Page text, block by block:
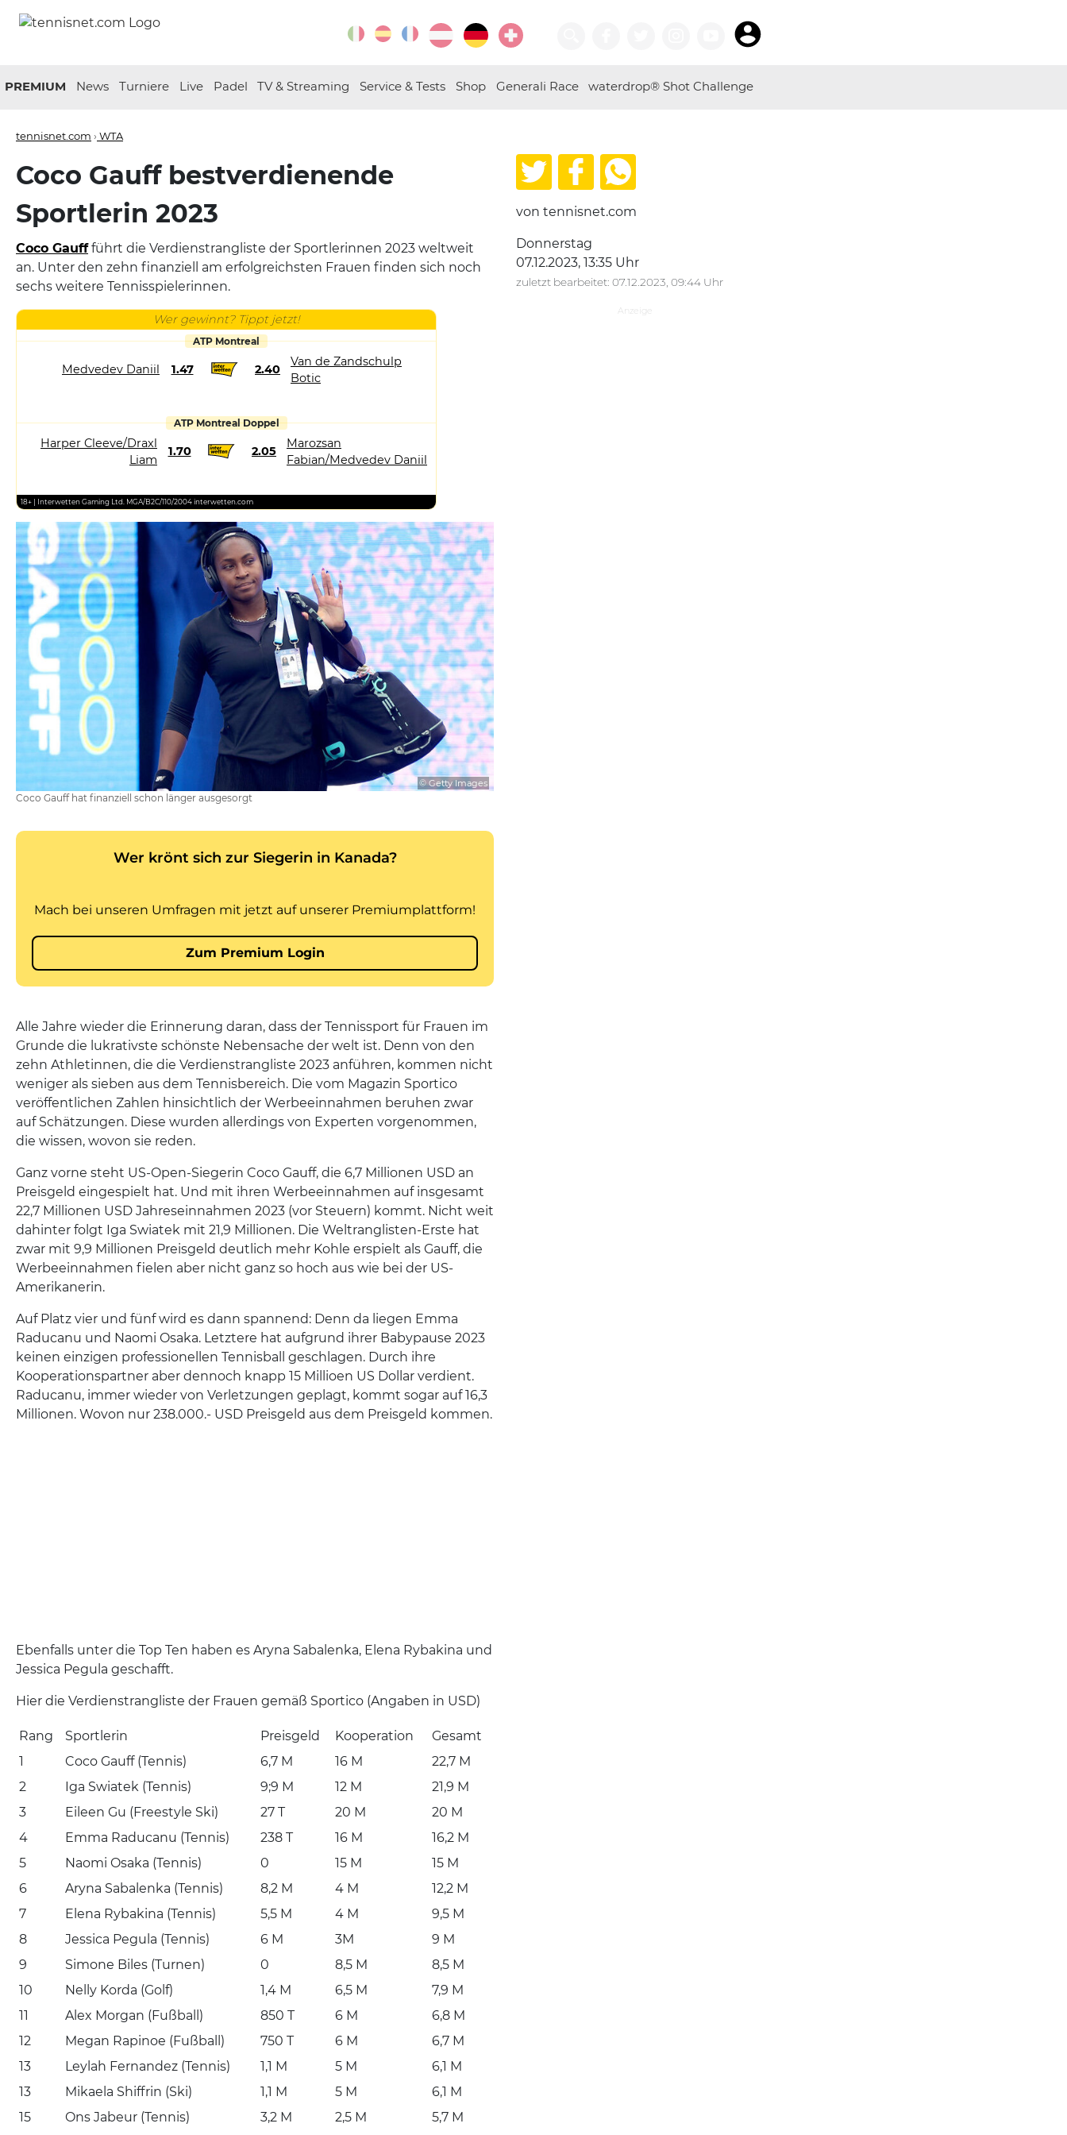
PREMIUM News Turniere Live Padel TV & Streaming Service & Tests Shop Generali Race waterdrop® Shot Challenge
tennisnet.com › WTA
Coco Gauff bestverdienende
Sportlerin 2023
Coco Gauffführt die Verdienstrangliste der Sportlerinnen 2023 weltweit
an. Unter den zehn finanziell am erfolgreichsten Frauen finden sich noch
sechs weitere Tennisspielerinnen.
Wer gewinnt? Tippt jetzt!
ATP Montreal
Medvedev Daniil 1.47 2.40
Van de Zandschulp
Botic
ATP Montreal Doppel
Harper Cleeve/Draxl
Liam
1.70 2.05
Marozsan
Fabian/Medvedev Daniil
18+ | Interwetten Gaming Ltd. MGA/B2C/110/2004 interwetten.com
© Getty Images
Coco Gauff hat finanziell schon länger ausgesorgt
Alle Jahre wieder die Erinnerung daran, dass der Tennissport für Frauen im
Grunde die lukrativste schönste Nebensache der welt ist. Denn von den
zehn Athletinnen, die die Verdienstrangliste 2023 anführen, kommen nicht
weniger als sieben aus dem Tennisbereich. Die vom Magazin Sportico
veröffentlichen Zahlen hinsichtlich der Werbeeinnahmen beruhen zwar
auf Schätzungen. Diese wurden allerdings von Experten vorgenommen,
die wissen, wovon sie reden.
Ganz vorne steht US-Open-Siegerin Coco Gauff, die 6,7 Millionen USD an
Preisgeld eingespielt hat. Und mit ihren Werbeeinnahmen auf insgesamt
22,7 Millionen USD Jahreseinnahmen 2023 (vor Steuern) kommt. Nicht weit
dahinter folgt Iga Swiatek mit 21,9 Millionen. Die Weltranglisten-Erste hat
zwar mit 9,9 Millionen Preisgeld deutlich mehr Kohle erspielt als Gauff, die
Werbeeinnahmen fielen aber nicht ganz so hoch aus wie bei der US-
Amerikanerin.
Auf Platz vier und fünf wird es dann spannend: Denn da liegen Emma
Raducanu und Naomi Osaka. Letztere hat aufgrund ihrer Babypause 2023
keinen einzigen professionellen Tennisball geschlagen. Durch ihre
Kooperationspartner aber dennoch knapp 15 Millioen US Dollar verdient.
Raducanu, immer wieder von Verletzungen geplagt, kommt sogar auf 16,3
Millionen. Wovon nur 238.000.- USD Preisgeld aus dem Preisgeld kommen.
Ebenfalls unter die Top Ten haben es Aryna Sabalenka, Elena Rybakina und
Jessica Pegula geschafft.
Hier die Verdienstrangliste der Frauen gemäß Sportico (Angaben in USD)
Rang Sportlerin Preisgeld Kooperation
Gesamt
1
Coco Gauff (Tennis) 6,7 M 16 M
22,7 M
2
Iga Swiatek (Tennis) 9;9 M 12 M
21,9 M
3
Eileen Gu (Freestyle Ski) 27 T 20 M
20 M
4
Emma Raducanu (Tennis) 238 T 16 M
16,2 M
5
Naomi Osaka (Tennis) 0 15 M
15 M
6
Aryna Sabalenka (Tennis) 8,2 M 4 M
12,2 M
7
Elena Rybakina (Tennis) 5,5 M 4 M
9,5 M
8
Jessica Pegula (Tennis) 6 M 3M
9 M
9
Simone Biles (Turnen) 0 8,5 M
8,5 M
10
Nelly Korda (Golf) 1,4 M 6,5 M
7,9 M
11
Alex Morgan (Fußball) 850 T 6 M
6,8 M
12
Megan Rapinoe (Fußball) 750 T 6 M
6,7 M
13
Leylah Fernandez (Tennis) 1,1 M 5 M
6,1 M
13
Mikaela Shiffrin (Ski) 1,1 M 5 M
6,1 M
15
Ons Jabeur (Tennis) 3,2 M 2,5 M 5,7 M
von tennisnet.com
Donnerstag
07.12.2023, 13:35 Uhr
zuletzt bearbeitet: 07.12.2023, 09:44 Uhr